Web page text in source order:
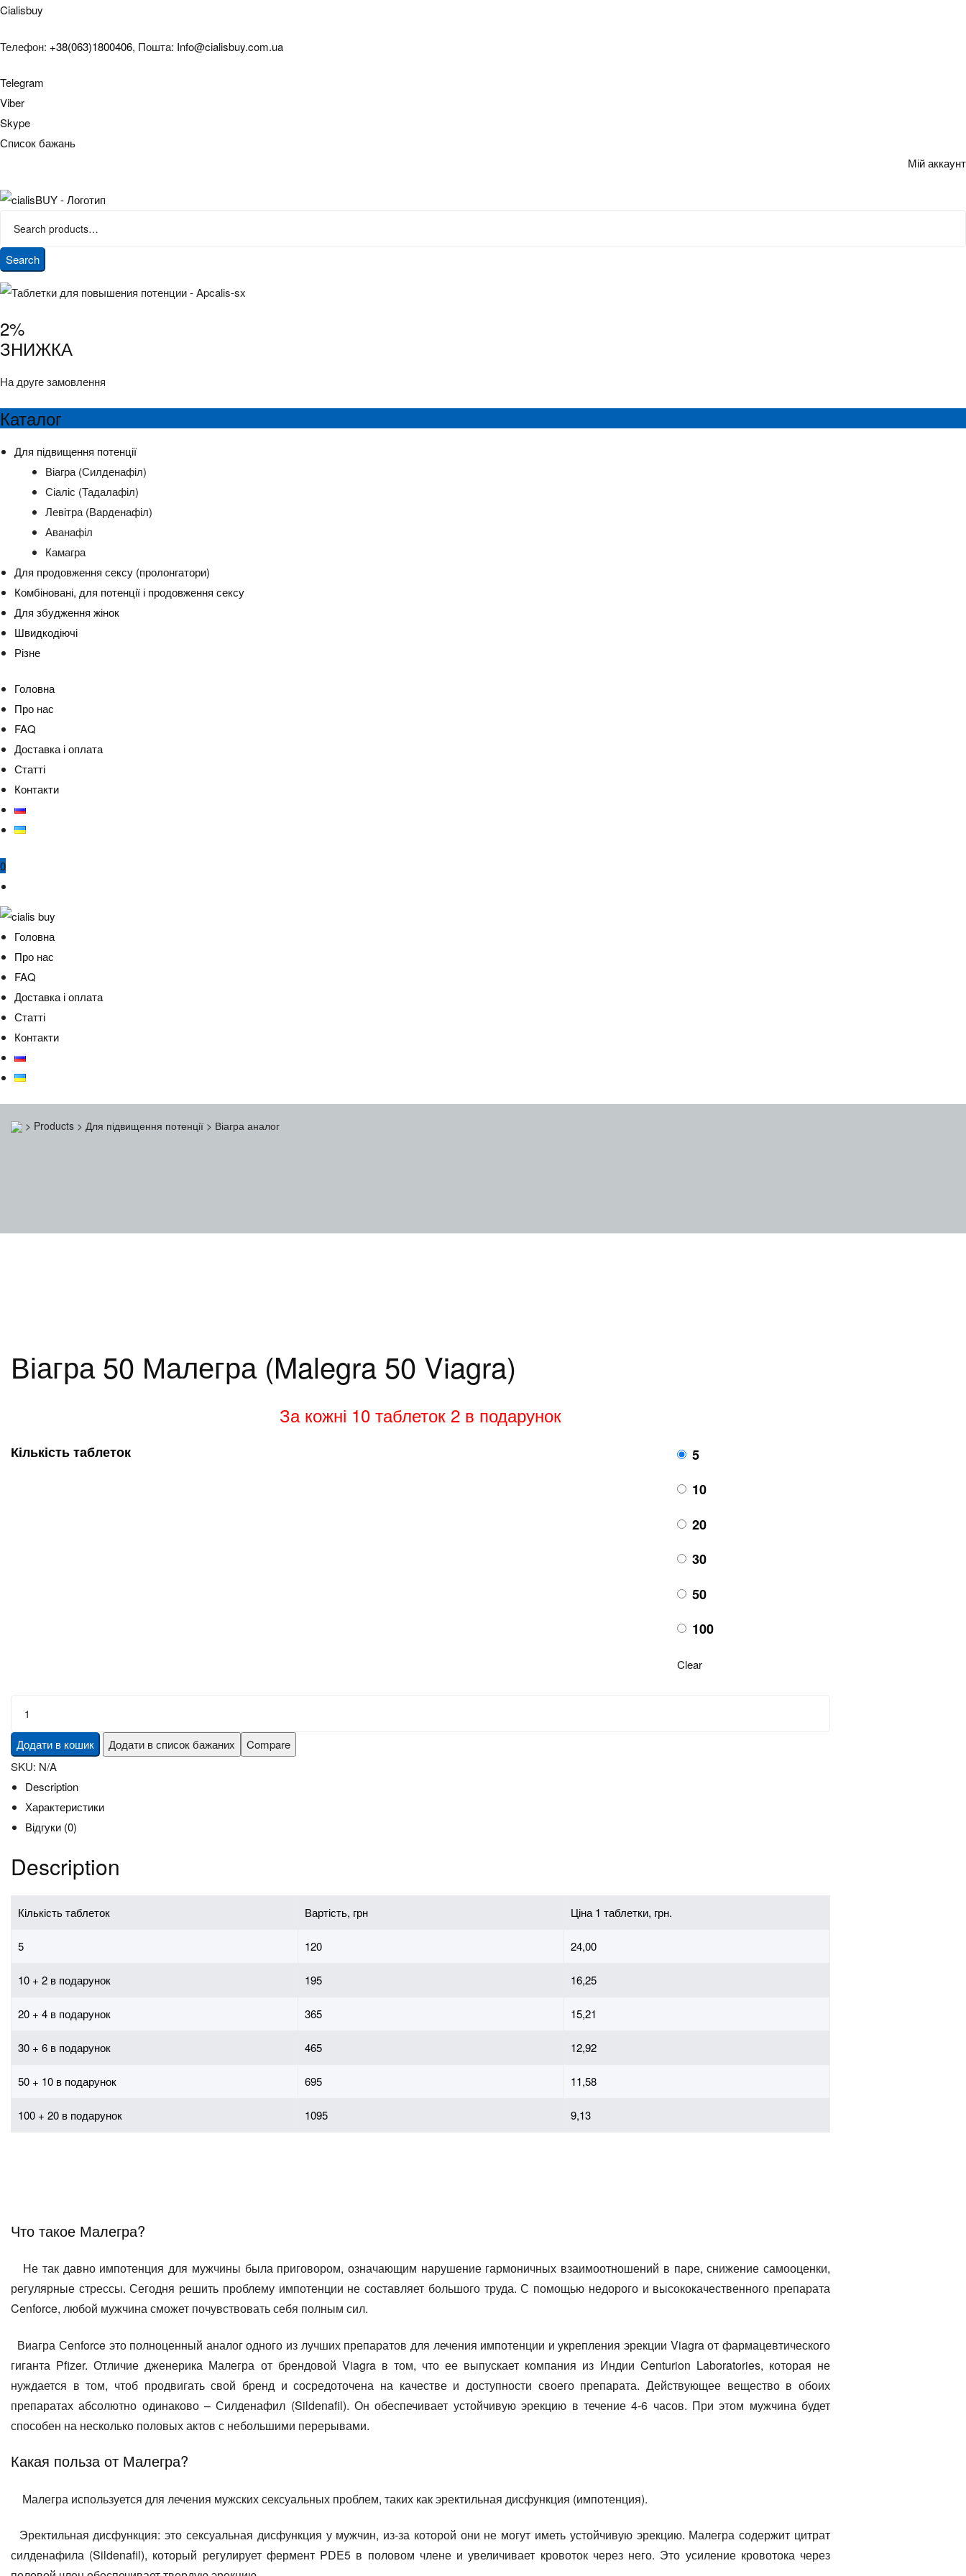
Cialisbuy
Телефон: +38(063)1800406, Пошта: Info@cialisbuy.com.ua
Telegram
Viber
Skype
Список бажань
Мій аккаунт
Search
2%
ЗНИЖКА
На друге замовлення
Каталог
Для підвищення потенції
Віагра (Силденафіл)
Сіаліс (Тадалафіл)
Левітра (Варденафіл)
Аванафіл
Камагра
Для продовження сексу (пролонгатори)
Комбіновані, для потенції і продовження сексу
Для збудження жінок
Швидкодіючі
Різне
Головна
Про нас
FAQ
Доставка і оплата
Статті
Контакти
0
Головна
Про нас
FAQ
Доставка і оплата
Статті
Контакти
> Products > Для підвищення потенції > Віагра аналог
Віагра 50 Малегра (Malegra 50 Viagra)
За кожні 10 таблеток 2 в подарунок
Кількість таблеток
5
10
20
30
50
100
Clear
Малегра
(Malegra
quantity
Додати в кошик Додати в список бажаних
Compare
SKU: N/A
Description
Характеристики
Відгуки (0)
Description
Кількість таблеток Вартість, грн Ціна 1 таблетки, грн.
5 120 24,00
10 + 2 в подарунок 195 16,25
20 + 4 в подарунок 365 15,21
30 + 6 в подарунок 465 12,92
50 + 10 в подарунок 695 11,58
100 + 20 в подарунок 1095 9,13
Что такое Малегра?
Не так давно импотенция для мужчины была приговором, означающим нарушение гармоничных взаимоотношений в паре, снижение самооценки,
регулярные стрессы. Сегодня решить проблему импотенции не составляет большого труда. С помощью недорого и высококачественного препарата
Cenforce, любой мужчина сможет почувствовать себя полным сил.
Виагра Сenforce это полноценный аналог одного из лучших препаратов для лечения импотенции и укрепления эрекции Viagra от фармацевтического
гиганта Pfizer. Отличие дженерика Малегра от брендовой Viagra в том, что ее выпускает компания из Индии Centurion Laboratories, которая не
нуждается в том, чтоб продвигать свой бренд и сосредоточена на качестве и доступности своего препарата. Действующее вещество в обоих
препаратах абсолютно одинаково – Силденафил (Sildenafil). Он обеспечивает устойчивую эрекцию в течение 4-6 часов. При этом мужчина будет
способен на несколько половых актов с небольшими перерывами.
Какая польза от Малегра?
Малегра используется для лечения мужских сексуальных проблем, таких как эректильная дисфункция (импотенция).
Эректильная дисфункция: это сексуальная дисфункция у мужчин, из-за которой они не могут иметь устойчивую эрекцию. Малегра содержит цитрат
силденафила (Sildenafil), который регулирует фермент PDE5 в половом члене и увеличивает кровоток через него. Это усиление кровотока через